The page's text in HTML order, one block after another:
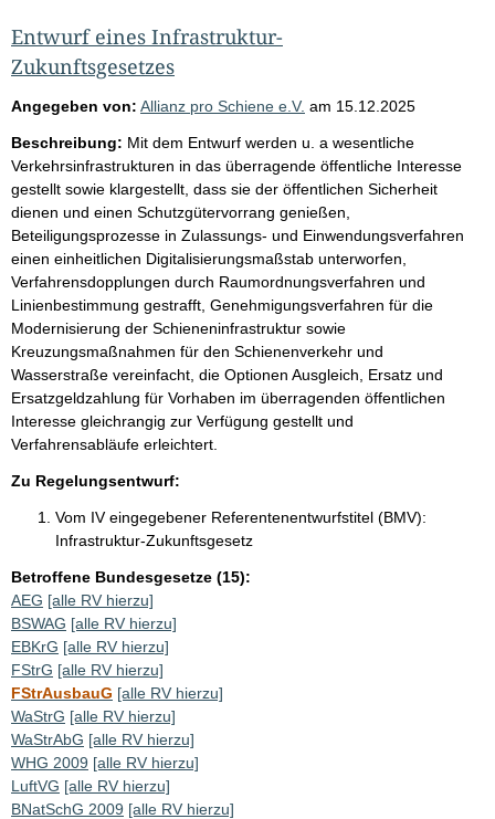
Entwurf eines Infrastruktur-
Zukunftsgesetzes
Angegeben von: Allianz pro Schiene e.V. am 15.12.2025
Beschreibung: Mit dem Entwurf werden u. a wesentliche
Verkehrsinfrastrukturen in das überragende öffentliche Interesse
gestellt sowie klargestellt, dass sie der öffentlichen Sicherheit
dienen und einen Schutzgütervorrang genießen,
Beteiligungsprozesse in Zulassungs- und Einwendungsverfahren
einen einheitlichen Digitalisierungsmaßstab unterworfen,
Verfahrensdopplungen durch Raumordnungsverfahren und
Linienbestimmung gestrafft, Genehmigungsverfahren für die
Modernisierung der Schieneninfrastruktur sowie
Kreuzungsmaßnahmen für den Schienenverkehr und
Wasserstraße vereinfacht, die Optionen Ausgleich, Ersatz und
Ersatzgeldzahlung für Vorhaben im überragenden öffentlichen
Interesse gleichrangig zur Verfügung gestellt und
Verfahrensabläufe erleichtert.
Zu Regelungsentwurf:
Vom IV eingegebener Referentenentwurfstitel (BMV):
Infrastruktur-Zukunftsgesetz
Betroffene Bundesgesetze (15):
AEG [alle RV hierzu]
BSWAG [alle RV hierzu]
EBKrG [alle RV hierzu]
FStrG [alle RV hierzu]
FStrAusbauG [alle RV hierzu]
WaStrG [alle RV hierzu]
WaStrAbG [alle RV hierzu]
WHG 2009 [alle RV hierzu]
LuftVG [alle RV hierzu]
BNatSchG 2009 [alle RV hierzu]